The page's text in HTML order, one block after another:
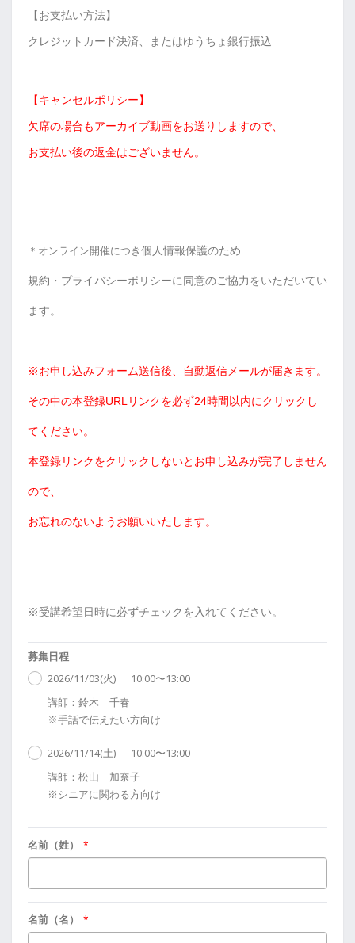
【お支払い方法】
クレジットカード決済、またはゆうちょ銀行振込
【キャンセルポリシー】
欠席の場合もアーカイブ動画をお送りしますので、
お支払い後の返金はございません。
＊オンライン開催につき個人情報保護のため
規約・プライバシーポリシーに同意のご協力をいただいてい
ます。
※お申し込みフォーム送信後、自動返信メールが届きます。
その中の本登録URLリンクを必ず24時間以内にクリックし
てください。
本登録リンクをクリックしないとお申し込みが完了しません
ので、
お忘れのないようお願いいたします。
※受講希望日時に必ずチェックを入れてください。
募集日程
2026/11/03(火)
10:00〜13:00
講師：鈴木 千春
※手話で伝えたい方向け
2026/11/14(土)
10:00〜13:00
講師：松山 加奈子
※シニアに関わる方向け
名前（姓） *
名前（名） *